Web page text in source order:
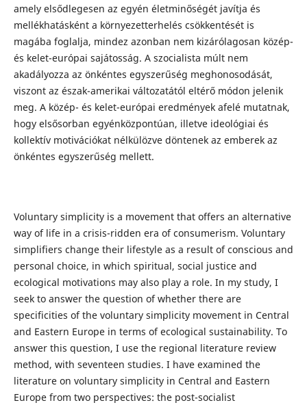
amely elsődlegesen az egyén életminőségét javítja és
mellékhatásként a környezetterhelés csökkentését is
magába foglalja, mindez azonban nem kizárólagosan közép-
és kelet-európai sajátosság. A szocialista múlt nem
akadályozza az önkéntes egyszerűség meghonosodását,
viszont az észak-amerikai változatától eltérő módon jelenik
meg. A közép- és kelet-európai eredmények afelé mutatnak,
hogy elsősorban egyénközpontúan, illetve ideológiai és
kollektív motivációkat nélkülözve döntenek az emberek az
önkéntes egyszerűség mellett.
Voluntary simplicity is a movement that offers an alternative
way of life in a crisis-ridden era of consumerism. Voluntary
simplifiers change their lifestyle as a result of conscious and
personal choice, in which spiritual, social justice and
ecological motivations may also play a role. In my study, I
seek to answer the question of whether there are
specificities of the voluntary simplicity movement in Central
and Eastern Europe in terms of ecological sustainability. To
answer this question, I use the regional literature review
method, with seventeen studies. I have examined the
literature on voluntary simplicity in Central and Eastern
Europe from two perspectives: the post-socialist